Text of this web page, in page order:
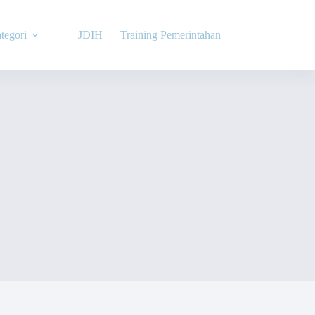
JDIH Training Pemerintahan